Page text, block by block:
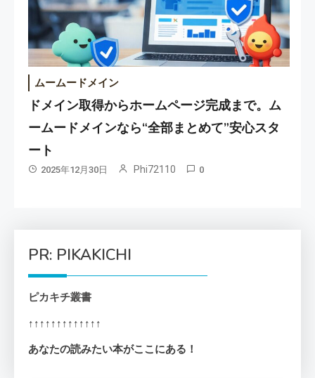
ムームードメイン
ドメイン取得からホームページ完成まで。ム
ームードメインなら“全部まとめて”安心スタ
ート
2025年12月30日 Phi72110 0
PR: PIKAKICHI
ピカキチ叢書
↑↑↑↑↑↑↑↑↑↑↑↑↑
あなたの読みたい本がここにある！